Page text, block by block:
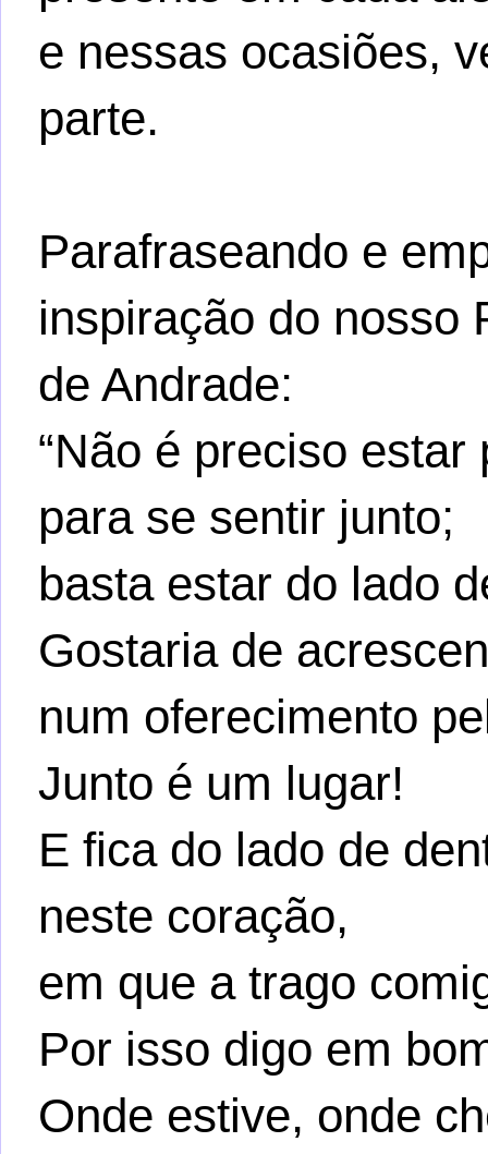
e nessas ocasiões,
parte.
Parafraseando e
inspiração do nosso
de Andrade:
“Não é preciso estar
para se sentir junto;
basta estar do lado
Gostaria de
num oferecimento
Junto é um lugar!
E fica do lado de
neste coração,
em que a trago
Por isso digo em
Onde estive, onde